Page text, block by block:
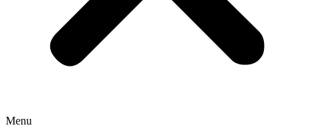
Menu